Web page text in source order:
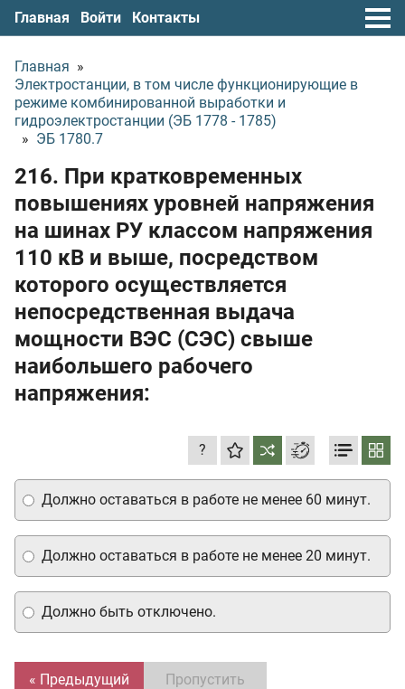
Главная Войти Контакты
Главная »
Электростанции, в том числе функционирующие в
режиме комбинированной выработки и
гидроэлектростанции (ЭБ 1778 - 1785)
» ЭБ 1780.7
216. При кратковременных
повышениях уровней напряжения
на шинах РУ классом напряжения
110 кВ и выше, посредством
которого осуществляется
непосредственная выдача
мощности ВЭС (СЭС) свыше
наибольшего рабочего
напряжения:
?
Должно оставаться в работе не менее 20 минут.
Должно быть отключено.
Должно оставаться в работе не менее 60 минут.
« Предыдущий Пропустить